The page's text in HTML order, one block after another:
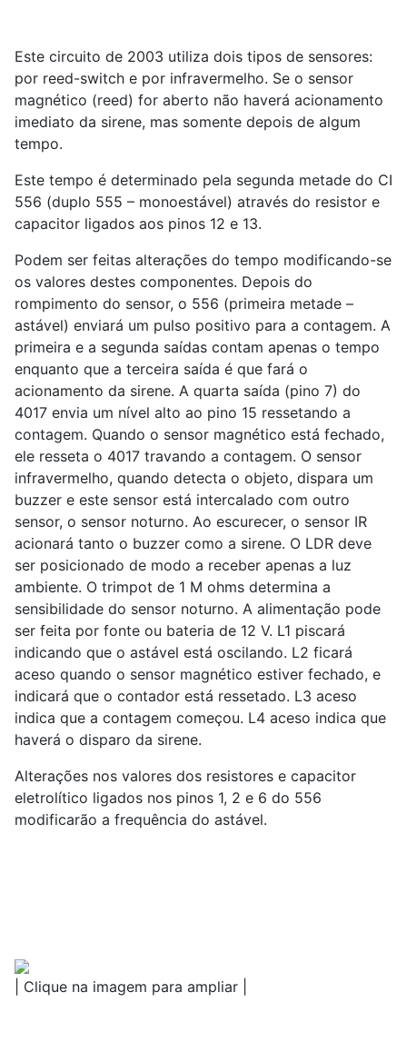
Este circuito de 2003 utiliza dois tipos de sensores:
por reed-switch e por infravermelho. Se o sensor
magnético (reed) for aberto não haverá acionamento
imediato da sirene, mas somente depois de algum
tempo.
Este tempo é determinado pela segunda metade do CI
556 (duplo 555 – monoestável) através do resistor e
capacitor ligados aos pinos 12 e 13.
Podem ser feitas alterações do tempo modificando-se
os valores destes componentes. Depois do
rompimento do sensor, o 556 (primeira metade –
astável) enviará um pulso positivo para a contagem. A
primeira e a segunda saídas contam apenas o tempo
enquanto que a terceira saída é que fará o
acionamento da sirene. A quarta saída (pino 7) do
4017 envia um nível alto ao pino 15 ressetando a
contagem. Quando o sensor magnético está fechado,
ele resseta o 4017 travando a contagem. O sensor
infravermelho, quando detecta o objeto, dispara um
buzzer e este sensor está intercalado com outro
sensor, o sensor noturno. Ao escurecer, o sensor IR
acionará tanto o buzzer como a sirene. O LDR deve
ser posicionado de modo a receber apenas a luz
ambiente. O trimpot de 1 M ohms determina a
sensibilidade do sensor noturno. A alimentação pode
ser feita por fonte ou bateria de 12 V. L1 piscará
indicando que o astável está oscilando. L2 ficará
aceso quando o sensor magnético estiver fechado, e
indicará que o contador está ressetado. L3 aceso
indica que a contagem começou. L4 aceso indica que
haverá o disparo da sirene.
Alterações nos valores dos resistores e capacitor
eletrolítico ligados nos pinos 1, 2 e 6 do 556
modificarão a frequência do astável.
| Clique na imagem para ampliar |